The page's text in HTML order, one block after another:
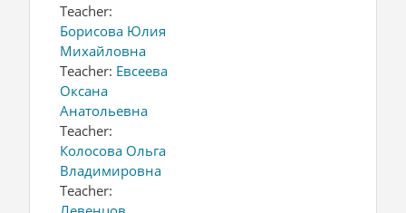
Teacher:
Борисова Юлия
Михайловна
Teacher: Евсеева
Оксана
Анатольевна
Teacher:
Колосова Ольга
Владимировна
Teacher: